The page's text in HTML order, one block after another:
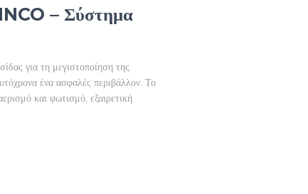
– Σύστημα
για τη μεγιστοποίηση της
ένα ασφαλές περιβάλλον. Το
και φωτισμό, εξαιρετική